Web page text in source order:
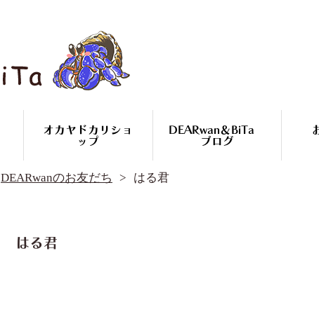
オカヤドカリショ
ップ
DEARwan＆BiTa
ブログ
DEARwan＆BiTa ブログ
DEARwanのお友だち はる君
はる君